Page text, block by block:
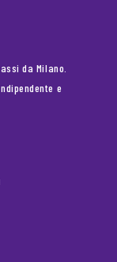
da Milano.
e